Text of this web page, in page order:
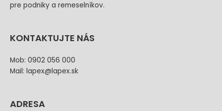
pre podniky a remeselníkov.
KONTAKTUJTE NÁS
Mob: 0902 056 000
Mail: lapex@lapex.sk
ADRESA